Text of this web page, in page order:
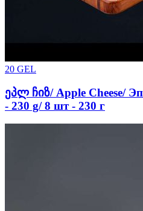
20 GEL
ეპლ ჩიზ/ Apple Cheese/
- 230 g/ 8 шт - 230 г